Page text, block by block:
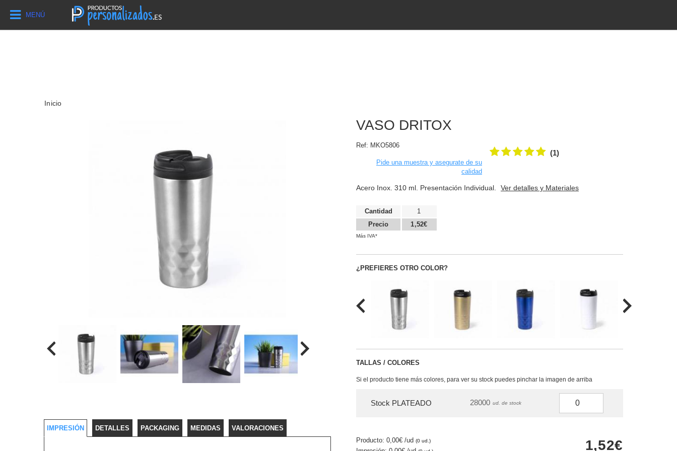
MENÚ
Inicio
IMPRESIÓN DETALLES PACKAGING MEDIDAS VALORACIONES
VASO DRITOX
Ref: MKO5806
(1)
Pide una muestra y asegurate de su
calidad
Acero Inox. 310 ml. Presentación Individual. Ver detalles y Materiales
Cantidad
Precio
1
1,52€
Más IVA*
¿PREFIERES OTRO COLOR?
TALLAS / COLORES
Si el producto tiene más colores, para ver su stock puedes pinchar la imagen de arriba
Stock PLATEADO 28000 ud. de stock
Producto: 0,00€ /ud (0 ud.) 1,52€